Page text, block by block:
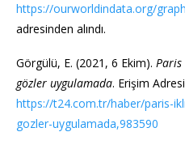
https://ourworldindata.org/
adresinden alındı.
Görgülü, E. (2021, 6 Ekim). Paris
gözler uygulamada. Erişim
https://t24.com.tr/haber/paris-
gozler-uygulamada,983590